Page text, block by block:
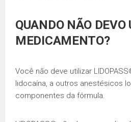
QUANDO NÃO DEVO
MEDICAMENTO?
Você não deve utilizar
lidocaína, a outros anestésicos
componentes da fórmula.